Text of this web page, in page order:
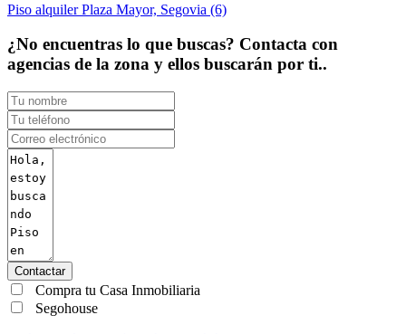
Piso alquiler Plaza Mayor, Segovia (6)
¿No encuentras lo que buscas? Contacta con
agencias de la zona y ellos buscarán por ti..
Contactar
Compra tu Casa Inmobiliaria
Segohouse